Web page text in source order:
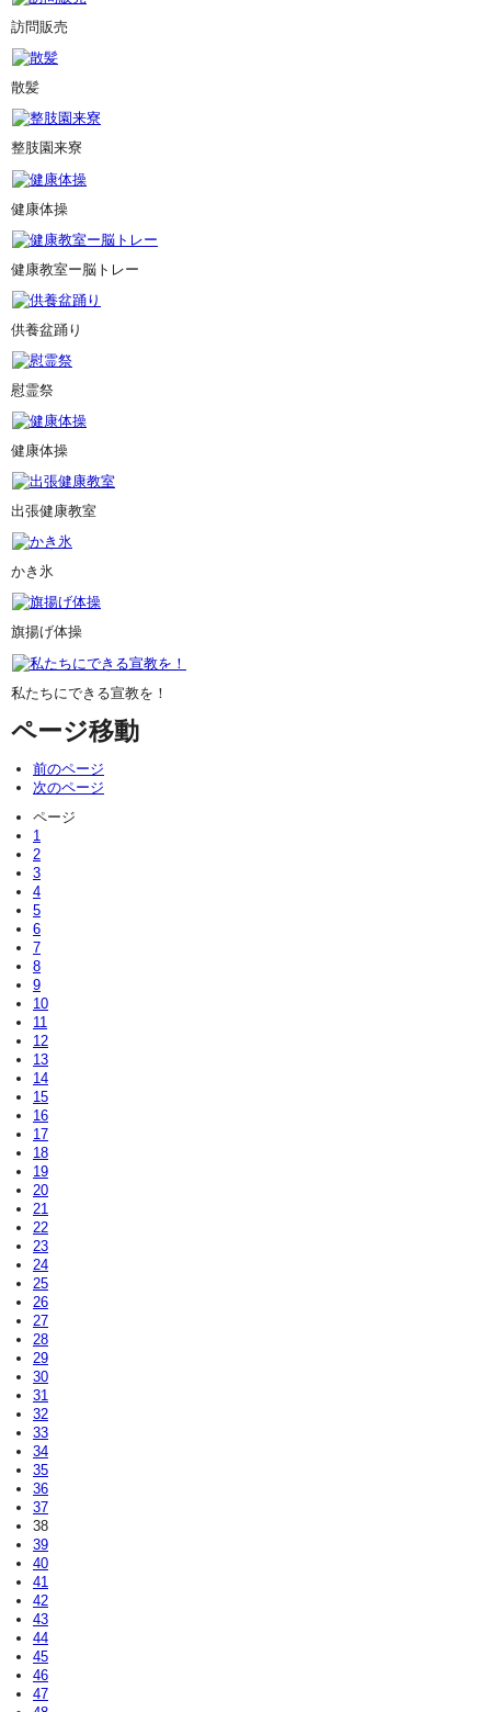
訪問販売
散髪
整肢園来寮
健康体操
健康教室ー脳トレー
供養盆踊り
慰霊祭
健康体操
出張健康教室
かき氷
旗揚げ体操
私たちにできる宣教を！
ページ移動
前のページ
次のページ
ページ
1
2
3
4
5
6
7
8
9
10
11
12
13
14
15
16
17
18
19
20
21
22
23
24
25
26
27
28
29
30
31
32
33
34
35
36
37
38
39
40
41
42
43
44
45
46
47